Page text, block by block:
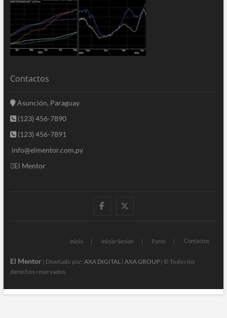
Contactos
Asunción, Paraguay
(123) 456-7890
(123) 456-7891
info@elmentor.com,py
El Mentor
facebook
Inicio Iniciar Sesión Foros Contactos
El Mentor| Diseñado por: AXA DIGITAL| AXA GROUP| © Todos los
derechos reservados